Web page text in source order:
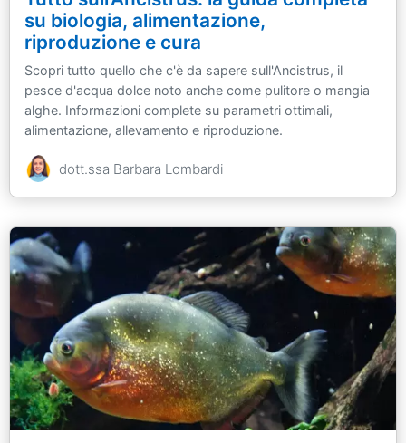
su biologia, alimentazione,
riproduzione e cura
Scopri tutto quello che c'è da sapere sull'Ancistrus, il
pesce d'acqua dolce noto anche come pulitore o mangia
alghe. Informazioni complete su parametri ottimali,
alimentazione, allevamento e riproduzione.
dott.ssa Barbara Lombardi